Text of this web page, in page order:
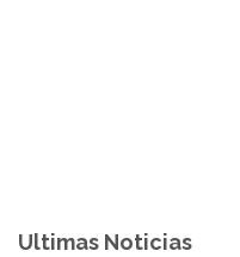
Ultimas Noticias